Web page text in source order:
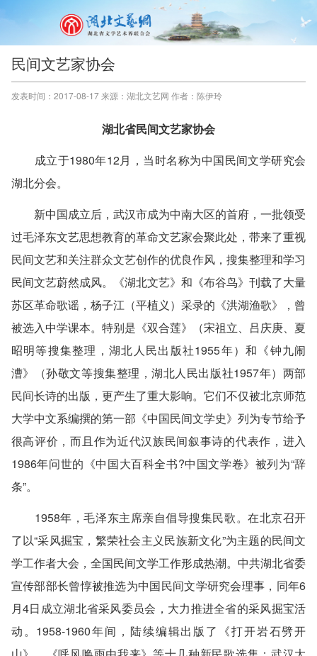
民间文艺家协会
发表时间：2017-08-17 来源：湖北文艺网 作者：陈伊玲
湖北省民间文艺家协会
成立于1980年12月，当时名称为中国民间文学研究会
湖北分会。
新中国成立后，武汉市成为中南大区的首府，一批领受
过毛泽东文艺思想教育的革命文艺家会聚此处，带来了重视
民间文艺和关注群众文艺创作的优良作风，搜集整理和学习
民间文艺蔚然成风。《湖北文艺》和《布谷鸟》刊载了大量
苏区革命歌谣，杨子江（平植义）采录的《洪湖渔歌》，曾
被选入中学课本。特别是《双合莲》（宋祖立、吕庆庚、夏
昭明等搜集整理，湖北人民出版社1955年）和《钟九闹
漕》（孙敬文等搜集整理，湖北人民出版社1957年）两部
民间长诗的出版，更产生了重大影响。它们不仅被北京师范
大学中文系编撰的第一部《中国民间文学史》列为专节给予
很高评价，而且作为近代汉族民间叙事诗的代表作，进入
1986年问世的《中国大百科全书?中国文学卷》被列为“辞
条”。
1958年，毛泽东主席亲自倡导搜集民歌。在北京召开
了以“采风掘宝，繁荣社会主义民族新文化”为主题的民间文
学工作者大会，全国民间文学工作形成热潮。中共湖北省委
宣传部部长曾惇被推选为中国民间文学研究会理事，同年6
月4日成立湖北省采风委员会，大力推进全省的采风掘宝活
动。1958-1960年间，陆续编辑出版了《打开岩石劈开